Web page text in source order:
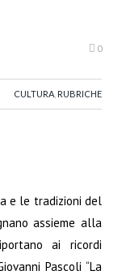
0
CULTURA RUBRICHE
e le tradizioni del
assieme alla
ai ricordi
Pascoli “La